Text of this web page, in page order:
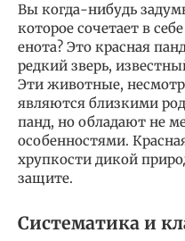
Вы когда-нибудь
которое сочетает в
енота? Это красная
редкий зверь,
Эти животные,
являются близкими
панд, но обладают не
особенностями.
хрупкости дикой
защите.
Систематика и